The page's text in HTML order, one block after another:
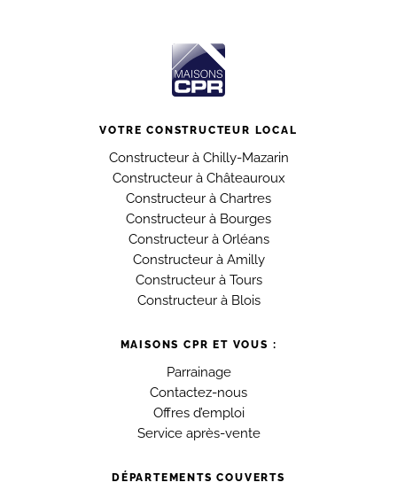
VOTRE CONSTRUCTEUR LOCAL
Constructeur à Chilly-Mazarin
Constructeur à Châteauroux
Constructeur à Chartres
Constructeur à Bourges
Constructeur à Orléans
Constructeur à Amilly
Constructeur à Tours
Constructeur à Blois
MAISONS CPR ET VOUS :
Parrainage
Contactez-nous
Offres d’emploi
Service après-vente
DÉPARTEMENTS COUVERTS